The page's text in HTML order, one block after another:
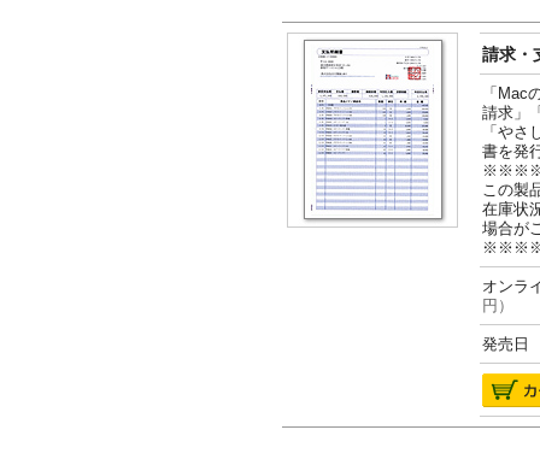
請求・
「Mac
請求」
「や
書を発
この製
在庫状
場合が
オン
円）
発売日